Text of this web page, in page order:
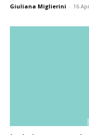
Giuliana Miglierini - 16